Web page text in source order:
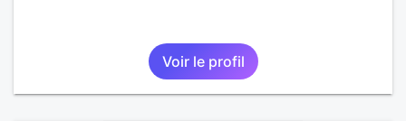
Voir le profil